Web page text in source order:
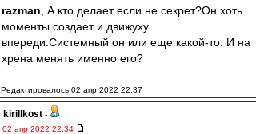
razman , А кто делает если не секрет?Он хоть
моменты создает и движуху
впереди.Системный он или еще какой-то. И на
хрена менять именно его?
Редактировалось 02 апр 2022 22:37
kirillkost -
02 апр 2022 22:34